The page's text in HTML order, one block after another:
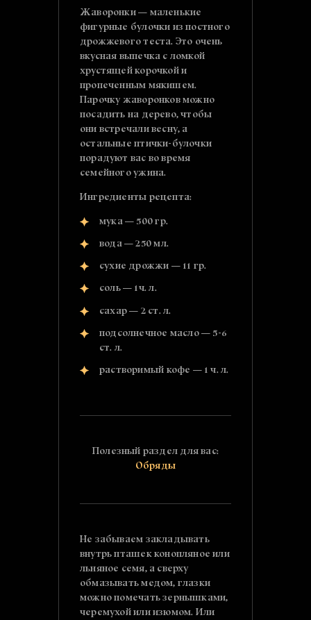
Жаворонки — маленькие
фигурные булочки из постного
дрожжевого теста. Это очень
вкусная выпечка с ломкой
хрустящей корочкой и
пропеченным мякишем.
Парочку жаворонков можно
посадить на дерево, чтобы
они встречали весну, а
остальные птички-булочки
порадуют вас во время
семейного ужина.
Ингредиенты рецепта:
мука — 500 гр.
вода — 250 мл.
сухие дрожжи — 11 гр.
соль — 1ч. л.
сахар — 2 ст. л.
подсолнечное масло — 5-6
ст. л.
растворимый кофе — 1 ч. л.
Полезный раздел для вас:
Обряды
Не забываем закладывать
внутрь пташек конопляное или
льняное семя, а сверху
обмазывать медом, глазки
можно помечать зернышками,
черемухой или изюмом. Или